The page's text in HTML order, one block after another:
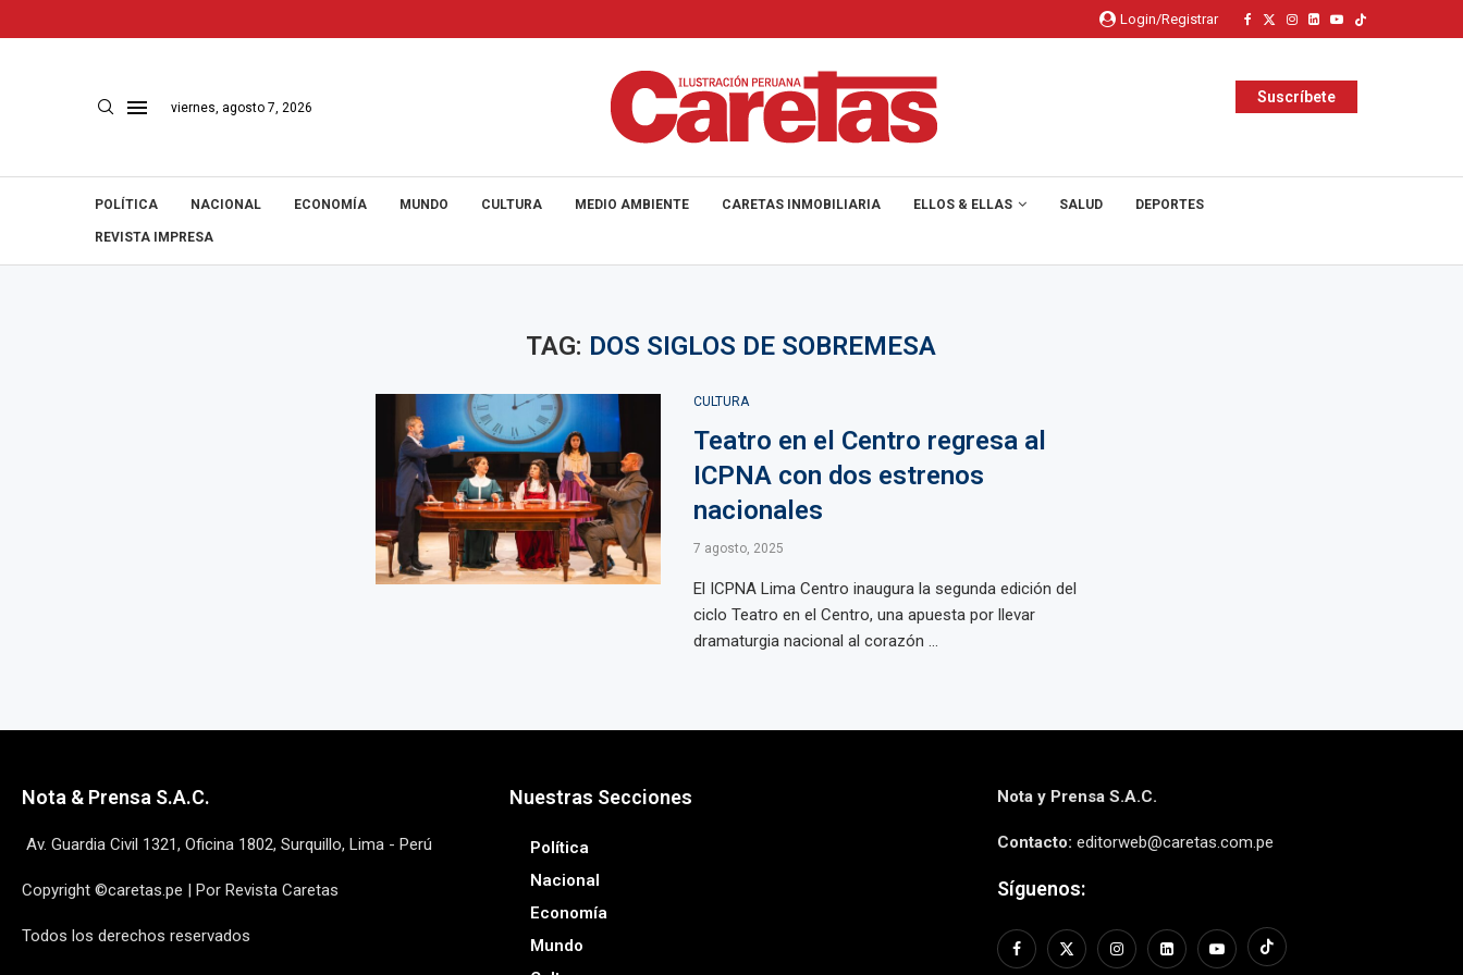
Login/Registrar
viernes, agosto 7, 2026
Suscríbete
POLÍTICA NACIONAL ECONOMÍA MUNDO CULTURA MEDIO AMBIENTE CARETAS INMOBILIARIA ELLOS & ELLAS SALUD DEPORTES
REVISTA IMPRESA
TAG: DOS SIGLOS DE SOBREMESA
CULTURA
Teatro en el Centro regresa al
ICPNA con dos estrenos
nacionales
7 agosto, 2025
El ICPNA Lima Centro inaugura la segunda edición del
ciclo Teatro en el Centro, una apuesta por llevar
dramaturgia nacional al corazón ...
Nota & Prensa S.A.C.
Av. Guardia Civil 1321, Oficina 1802, Surquillo, Lima - Perú
Copyright ©caretas.pe | Por Revista Caretas
Todos los derechos reservados
Nuestras Secciones
Política
Nacional
Economía
Mundo
Nota y Prensa S.A.C.
Contacto: editorweb@caretas.com.pe
Síguenos: